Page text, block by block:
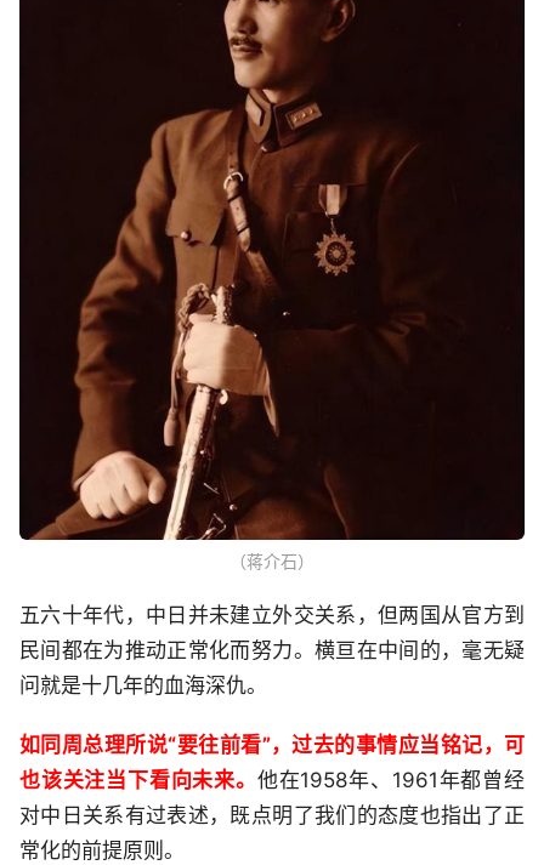
（蒋介石）
五六十年代，中日并未建立外交关系，但两国从官方到
民间都在为推动正常化而努力。横亘在中间的，毫无疑
问就是十几年的血海深仇。
如同周总理所说“要往前看”，过去的事情应当铭记，可
也该关注当下看向未来。 他在1958年、1961年都曾经
对中日关系有过表述，既点明了我们的态度也指出了正
常化的前提原则。